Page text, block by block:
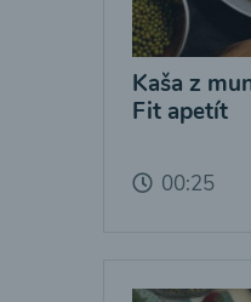
Kaša z
Fit apetít
00:25